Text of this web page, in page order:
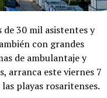
de 30 mil asistentes y
con grandes
de ambulantaje y
arranca este viernes 7
playas rosaritenses.